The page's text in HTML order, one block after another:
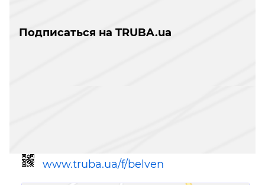
Подписаться на TRUBA.ua
www.truba.ua/f/belven